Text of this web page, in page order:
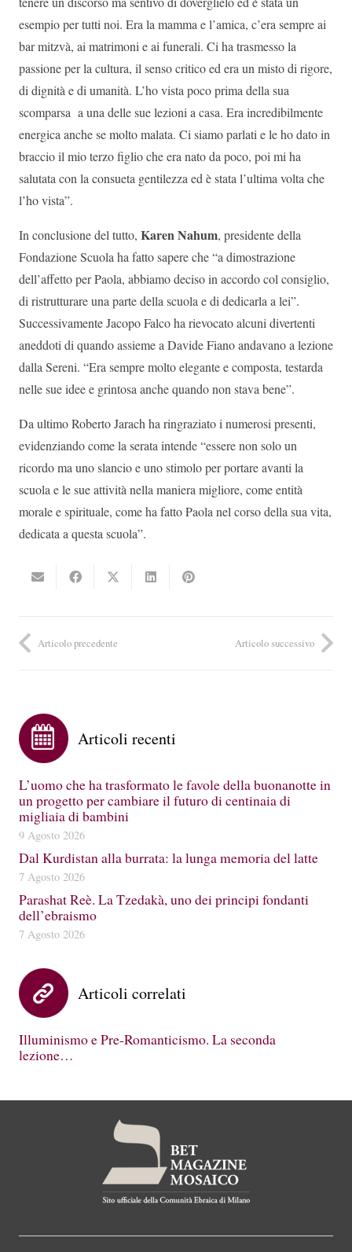
esempio per tutti noi. Era la mamma e l’amica, c’era sempre ai
bar mitzvà, ai matrimoni e ai funerali. Ci ha trasmesso la
passione per la cultura, il senso critico ed era un misto di rigore,
di dignità e di umanità. L’ho vista poco prima della sua
scomparsa a una delle sue lezioni a casa. Era incredibilmente
energica anche se molto malata. Ci siamo parlati e le ho dato in
braccio il mio terzo figlio che era nato da poco, poi mi ha
salutata con la consueta gentilezza ed è stata l’ultima volta che
l’ho vista”.
In conclusione del tutto, Karen Nahum, presidente della
Fondazione Scuola ha fatto sapere che “a dimostrazione
dell’affetto per Paola, abbiamo deciso in accordo col consiglio,
di ristrutturare una parte della scuola e di dedicarla a lei”.
Successivamente Jacopo Falco ha rievocato alcuni divertenti
aneddoti di quando assieme a Davide Fiano andavano a lezione
dalla Sereni. “Era sempre molto elegante e composta, testarda
nelle sue idee e grintosa anche quando non stava bene”.
Da ultimo Roberto Jarach ha ringraziato i numerosi presenti,
evidenziando come la serata intende “essere non solo un
ricordo ma uno slancio e uno stimolo per portare avanti la
scuola e le sue attività nella maniera migliore, come entità
morale e spirituale, come ha fatto Paola nel corso della sua vita,
dedicata a questa scuola”.
Articolo precedente Articolo successivo
Articoli recenti
L’uomo che ha trasformato le favole della buonanotte in
un progetto per cambiare il futuro di centinaia di
migliaia di bambini
9 Agosto 2026
Dal Kurdistan alla burrata: la lunga memoria del latte
7 Agosto 2026
Parashat Reè. La Tzedakà, uno dei principi fondanti
dell’ebraismo
7 Agosto 2026
Articoli correlati
Illuminismo e Pre-Romanticismo. La seconda
lezione…